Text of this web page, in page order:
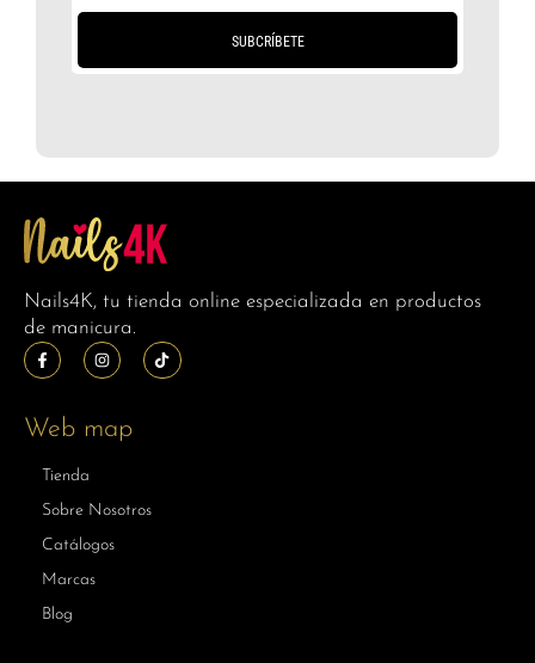
SUBCRÍBETE
Nails4K, tu tienda online especializada en productos
de manicura.
Web map
Tienda
Sobre Nosotros
Catálogos
Marcas
Blog